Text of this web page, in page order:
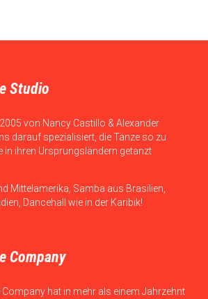
Studio
von Nancy Castillo & Alexander
darauf spezialisiert, die Tänze so zu
in ihren Ursprungsländern getanzt
Mittelamerika, Samba aus Brasilien,
Dancehall wie in der Karibik!
Company
Company hat in mehr als einem Jahrzehnt